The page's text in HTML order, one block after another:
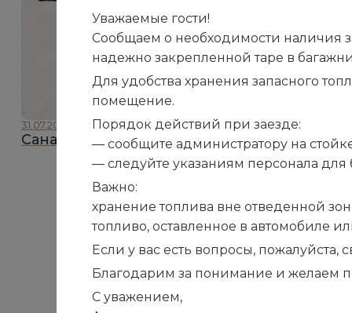
31.07.2026
Санаторию «Белоруссия» — 110 лет!
Уважаемые гости!
Сообщаем о необходимости наличия
надежно закрепленной таре в
Для удобства хранения запасного
помещение.
Порядок действий при заезде:
— сообщите администратору на
— следуйте указаниям персонала
Важно:
хранение топлива вне отведенной
топливо, оставленное в автомобиле
Если у вас есть вопросы,
Благодарим за понимание и желаем
С уважением,